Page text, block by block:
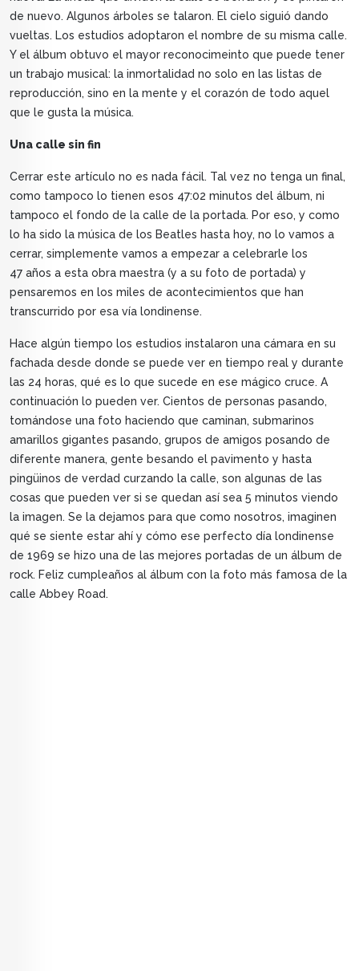
de nuevo. Algunos árboles se talaron. El cielo siguió dando
vueltas. Los estudios adoptaron el nombre de su misma calle.
Y el álbum obtuvo el mayor reconocimeinto que puede tener
un trabajo musical: la inmortalidad no solo en las listas de
reproducción, sino en la mente y el corazón de todo aquel
que le gusta la música.
Una calle sin fin
Cerrar este artículo no es nada fácil. Tal vez no tenga un final,
como tampoco lo tienen esos 47:02 minutos del álbum, ni
tampoco el fondo de la calle de la portada. Por eso, y como
lo ha sido la música de los Beatles hasta hoy, no lo vamos a
cerrar, simplemente vamos a empezar a celebrarle los
47 años a esta obra maestra (y a su foto de portada) y
pensaremos en los miles de acontecimientos que han
transcurrido por esa vía londinense.
Hace algún tiempo los estudios instalaron una cámara en su
fachada desde donde se puede ver en tiempo real y durante
las 24 horas, qué es lo que sucede en ese mágico cruce. A
continuación lo pueden ver. Cientos de personas pasando,
tomándose una foto haciendo que caminan, submarinos
amarillos gigantes pasando, grupos de amigos posando de
diferente manera, gente besando el pavimento y hasta
pingüinos de verdad curzando la calle, son algunas de las
cosas que pueden ver si se quedan así sea 5 minutos viendo
la imagen. Se la dejamos para que como nosotros, imaginen
qué se siente estar ahí y cómo ese perfecto día londinense
de 1969 se hizo una de las mejores portadas de un álbum de
rock. Feliz cumpleaños al álbum con la foto más famosa de la
calle Abbey Road.